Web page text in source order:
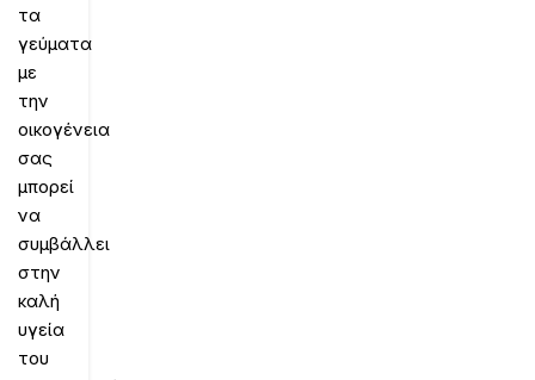
τα
γεύματα
με
την
οικογένεια
σας
μπορεί
να
συμβάλλει
στην
καλή
υγεία
του